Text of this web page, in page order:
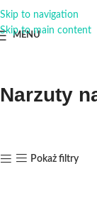
Skip to navigation
Skip to main content
MENU
Narzuty
Pokaż filtry